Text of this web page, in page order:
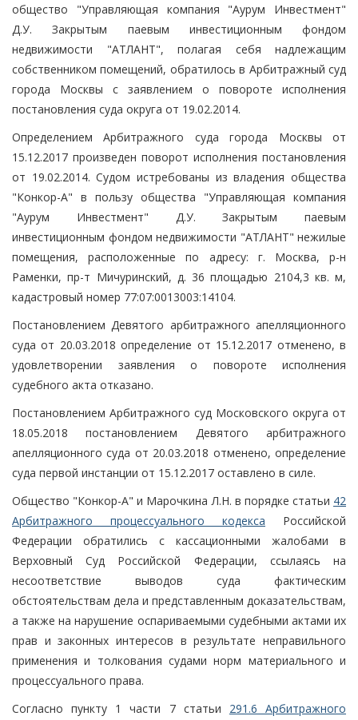
общество "Управляющая компания "Аурум Инвестмент"
Д.У. Закрытым паевым инвестиционным фондом
недвижимости "АТЛАНТ", полагая себя надлежащим
собственником помещений, обратилось в Арбитражный суд
города Москвы с заявлением о повороте исполнения
постановления суда округа от 19.02.2014.
Определением Арбитражного суда города Москвы от
15.12.2017 произведен поворот исполнения постановления
от 19.02.2014. Судом истребованы из владения общества
"Конкор-А" в пользу общества "Управляющая компания
"Аурум Инвестмент" Д.У. Закрытым паевым
инвестиционным фондом недвижимости "АТЛАНТ" нежилые
помещения, расположенные по адресу: г. Москва, р-н
Раменки, пр-т Мичуринский, д. 36 площадью 2104,3 кв. м,
кадастровый номер 77:07:0013003:14104.
Постановлением Девятого арбитражного апелляционного
суда от 20.03.2018 определение от 15.12.2017 отменено, в
удовлетворении заявления о повороте исполнения
судебного акта отказано.
Постановлением Арбитражного суд Московского округа от
18.05.2018 постановлением Девятого арбитражного
апелляционного суда от 20.03.2018 отменено, определение
суда первой инстанции от 15.12.2017 оставлено в силе.
Общество "Конкор-А" и Марочкина Л.Н. в порядке статьи 42
Арбитражного процессуального кодекса Российской
Федерации обратились с кассационными жалобами в
Верховный Суд Российской Федерации, ссылаясь на
несоответствие выводов суда фактическим
обстоятельствам дела и представленным доказательствам,
а также на нарушение оспариваемыми судебными актами их
прав и законных интересов в результате неправильного
применения и толкования судами норм материального и
процессуального права.
Согласно пункту 1 части 7 статьи 291.6 Арбитражного